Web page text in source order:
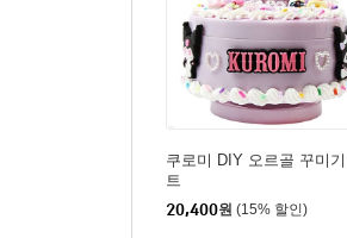
쿠로미 DIY 오르골 꾸미기
트
20,400원 (15% 할인)